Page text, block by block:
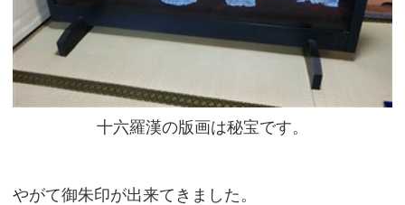
十六羅漢の版画は秘宝です。
やがて御朱印が出来てきました。